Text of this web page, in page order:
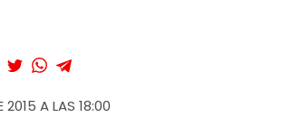
2015 A LAS 18:00